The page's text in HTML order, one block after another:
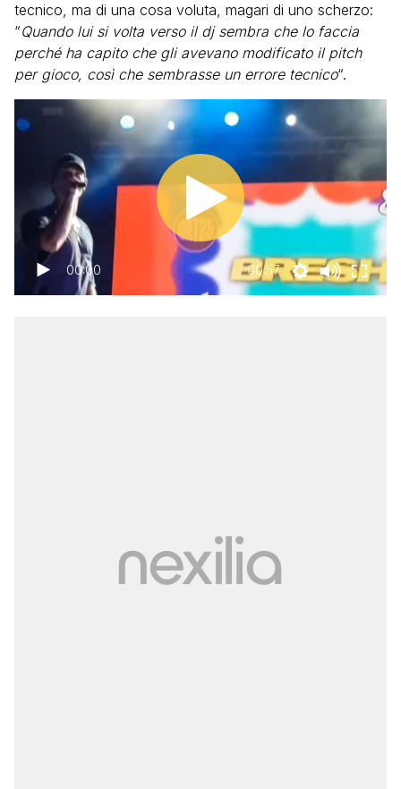
tecnico, ma di una cosa voluta, magari di uno scherzo:
“Quando lui si volta verso il dj sembra che lo faccia
perché ha capito che gli avevano modificato il pitch
per gioco, così che sembrasse un errore tecnico“.
00:00 00:57